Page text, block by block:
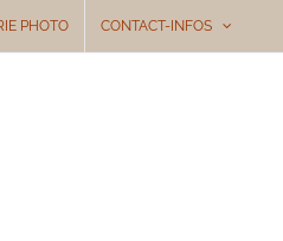
PHOTO CONTACT-INFOS